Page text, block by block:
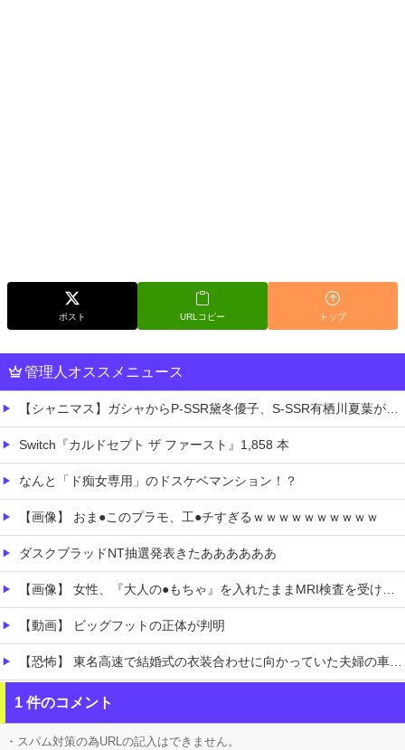
ポスト URLコピー トップ
管理人オススメニュース
【シャニマス】ガシャからP-SSR黛冬優子、S-SSR有栖川夏葉が登場！イベントS-SR福丸小糸！
Switch『カルドセプト ザ ファースト』1,858 本
なんと「ド痴女専用」のドスケベマンション！？
【画像】 おま●このプラモ、工●チすぎるｗｗｗｗｗｗｗｗｗｗ
ダスクブラッドNT抽選発表きたああああああ
【画像】 女性、『大人の●もちゃ』を入れたままMRI検査を受けた結果 →
【動画】 ビッグフットの正体が判明
【恐怖】 東名高速で結婚式の衣装合わせに向かっていた夫婦の車に何度も何度も追突した60歳の男がヤバすぎる…こんなのに遭遇したらどうすればいいの？
【ネオポルテ】 実写配信中に金〇が映る大事故が発生!?
にじさんじ「緑仙」謝罪と募集を一緒にして怒られる「VTuberが歌ってこなかった埋もれた曲」ボカロPの抗議で歌ってみた非公開になること心配する声
1 件のコメント
・スパム対策の為URLの記入はできません。